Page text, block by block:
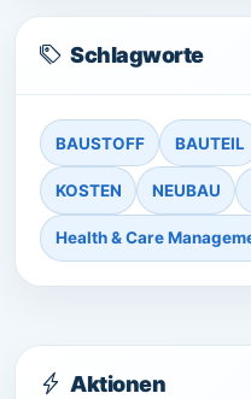
Schlagworte
BAUSTOFF BAUTEIL
KOSTEN NEUBAU
Health & Care
Aktionen